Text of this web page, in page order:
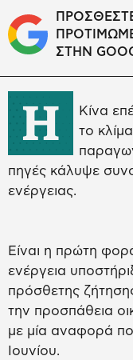
ΠΡΟΣΘΕΣΤΕ
ΣΤΗΝ
H
Κίνα
το
πηγές κάλυψε
ενέργειας.
Είναι η πρώτη
ενέργεια
πρόσθετης
την προσπάθεια
με μία αναφορά
Ιουνίου.